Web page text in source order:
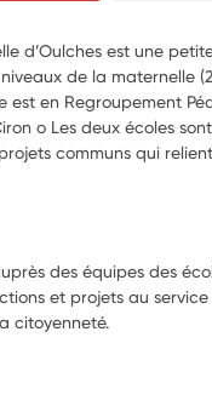
d’Oulches est une
de la maternelle
est en Regroupement
o Les deux écoles
communs qui
des équipes des
et projets au service
citoyenneté.